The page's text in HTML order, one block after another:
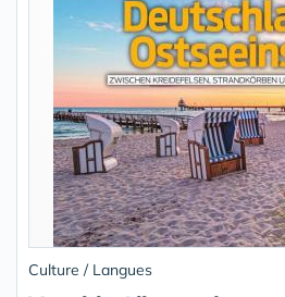
Culture / Langues